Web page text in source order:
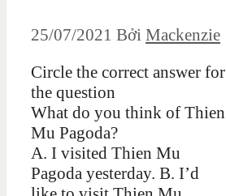
25/07/2021 Bởi Mackenzie
Circle the correct answer for
the question
What do you think of Thien
Mu Pagoda?
A. I visited Thien Mu
Pagoda yesterday. B. I’d